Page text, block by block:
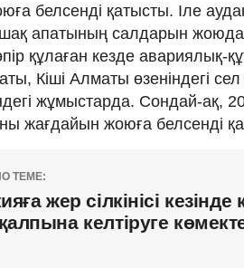
белсенді қатысты. Іле
ұшақ апатының салдарын
құлаған кезде авариялық-
Кіші Алматы өзеніндегі
жұмыстарда. Сондай-ақ,
жағдайын жоюға белсенді
ТЕМЕ:
жер сілкінісі кезінде
келтіруге